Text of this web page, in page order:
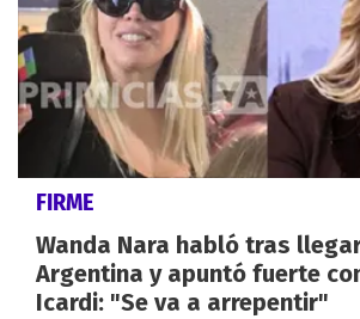
FIRME
Wanda Nara habló tras
Argentina y apuntó fuerte
Icardi: "Se va a arrepentir"